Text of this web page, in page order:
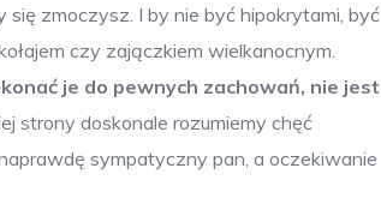
zmoczysz. I by nie być hipokrytami, być
czy zajączkiem wielkanocnym.
je do pewnych zachowań, nie jest
strony doskonale rozumiemy chęć
sympatyczny pan, a oczekiwanie